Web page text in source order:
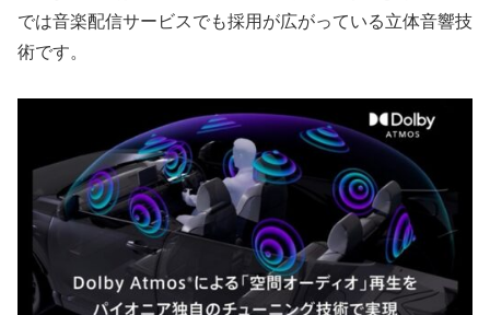
では音楽配信サービスでも採用が広がっている立体音響技
術です。